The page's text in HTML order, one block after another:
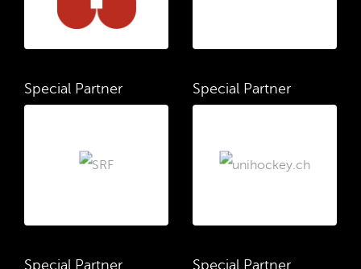
Special Partner Special Partner
Special Partner Special Partner